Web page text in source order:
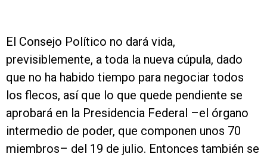
El Consejo Político no dará vida,
previsiblemente, a toda la nueva cúpula, dado
que no ha habido tiempo para negociar todos
los flecos, así que lo que quede pendiente se
aprobará en la Presidencia Federal –el órgano
intermedio de poder, que componen unos 70
miembros– del 19 de julio. Entonces también se